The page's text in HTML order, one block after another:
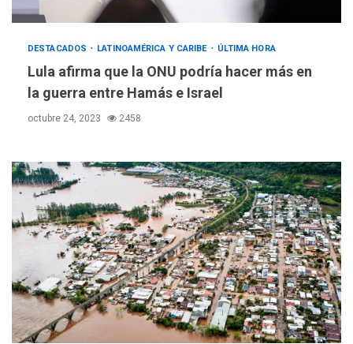
DESTACADOS LATINOAMÉRICA Y CARIBE ÚLTIMA HORA
Lula afirma que la ONU podría hacer más en
la guerra entre Hamás e Israel
octubre 24, 2023 2458